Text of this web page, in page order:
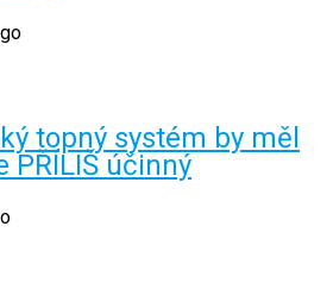
topný systém by měl
PŘÍLIŠ účinný